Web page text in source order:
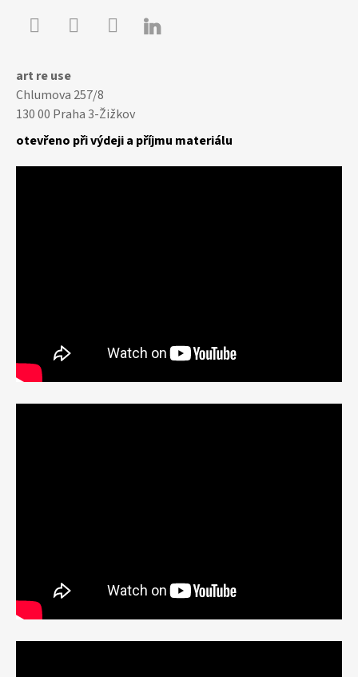

art re use
Chlumova 257/8
130 00 Praha 3-Žižkov
otevřeno při výdeji a příjmu materiálu